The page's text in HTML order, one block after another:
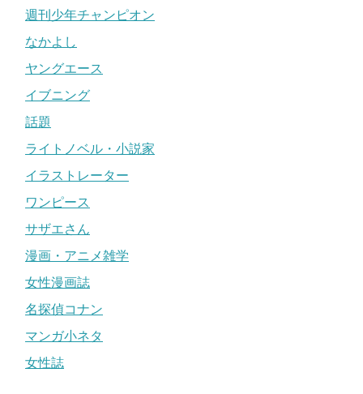
週刊少年チャンピオン
なかよし
ヤングエース
イブニング
話題
ライトノベル・小説家
イラストレーター
ワンピース
サザエさん
漫画・アニメ雑学
女性漫画誌
名探偵コナン
マンガ小ネタ
女性誌